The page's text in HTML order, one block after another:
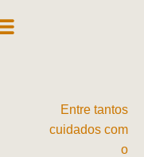
Entre tantos
cuidados com
o